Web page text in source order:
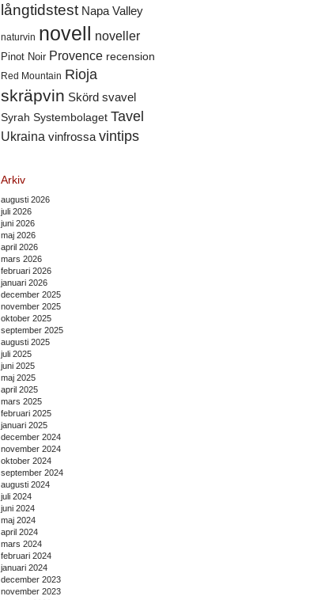
långtidstest Napa Valley
naturvin novell noveller
Pinot Noir Provence recension
Red Mountain Rioja
skräpvin Skörd svavel
Syrah Systembolaget Tavel
Ukraina vinfrossa vintips
Arkiv
augusti 2026
juli 2026
juni 2026
maj 2026
april 2026
mars 2026
februari 2026
januari 2026
december 2025
november 2025
oktober 2025
september 2025
augusti 2025
juli 2025
juni 2025
maj 2025
april 2025
mars 2025
februari 2025
januari 2025
december 2024
november 2024
oktober 2024
september 2024
augusti 2024
juli 2024
juni 2024
maj 2024
april 2024
mars 2024
februari 2024
januari 2024
december 2023
november 2023